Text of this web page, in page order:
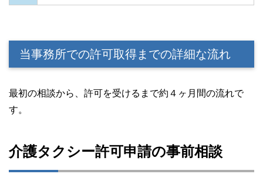
当事務所での許可取得までの詳細な流れ
最初の相談から、許可を受けるまで約４ヶ月間の流れで
す。
介護タクシー許可申請の事前相談